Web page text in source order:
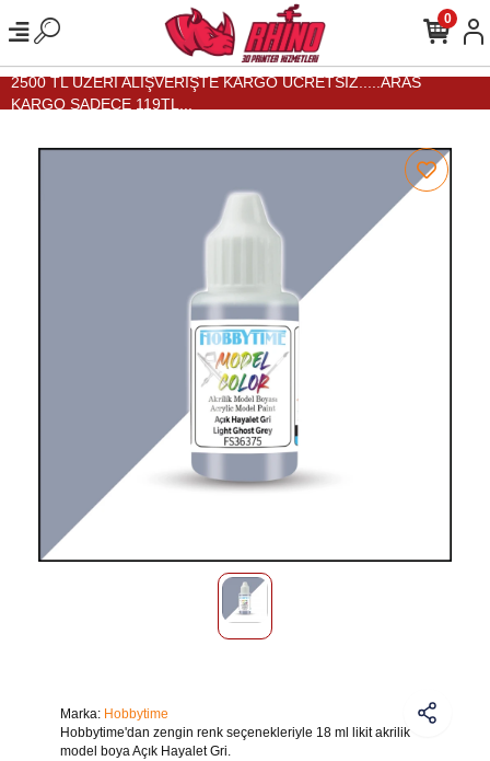
2500 TL ÜZERİ ALIŞVERİŞTE KARGO ÜCRETSİZ.....ARAS
KARGO SADECE 119TL...
0
Marka: Hobbytime
Hobbytime'dan zengin renk seçenekleriyle 18 ml likit akrilik
model boya Açık Hayalet Gri.